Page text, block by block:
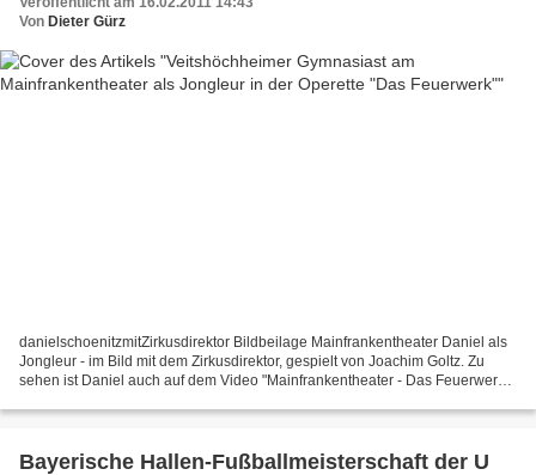
Von Dieter Gürz
danielschoenitzmitZirkusdirektor Bildbeilage Mainfrankentheater Daniel als
Jongleur - im Bild mit dem Zirkusdirektor, gespielt von Joachim Goltz. Zu
sehen ist Daniel auch auf dem Video "Mainfrankentheater - Das Feuerwerk"
Bayerische Hallen-Fußballmeisterschaft der U